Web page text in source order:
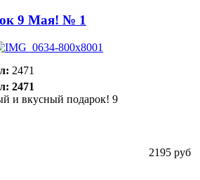
9 Мая! № 1
2471
2471
и вкусный подарок! 9
2195 руб